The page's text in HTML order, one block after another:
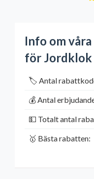
Info om
för Jordklok
🏷️ Antal
💰 Antal
💵 Totalt antal
🥇 Bästa rabatten: